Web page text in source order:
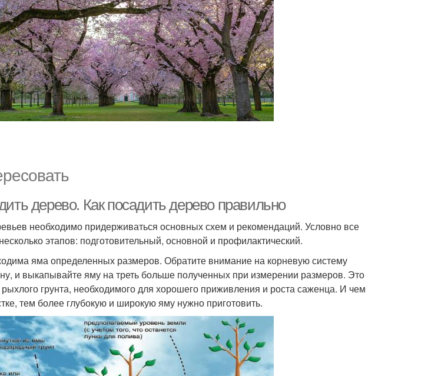
дерево. Как посадить дерево правильно
необходимо придерживаться основных схем и рекомендаций. Условно все
этапов: подготовительный, основной и профилактический.
яма определенных размеров. Обратите внимание на корневую систему
и выкапывайте яму на треть больше полученных при измерении размеров. Это
грунта, необходимого для хорошего приживления и роста саженца. И чем
тем более глубокую и широкую яму нужно приготовить.